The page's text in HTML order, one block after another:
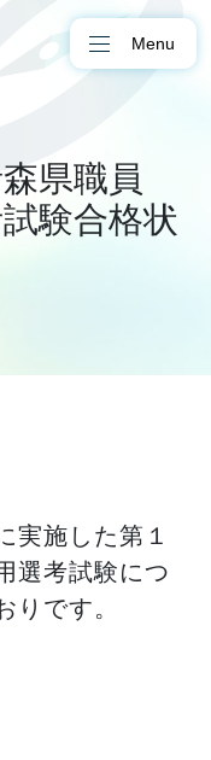
Menu
県職員
験合格状
実施した第１
選考試験につ
りです。